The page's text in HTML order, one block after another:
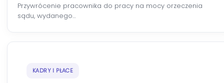
Przywrócenie pracownika do pracy na mocy orzeczenia
sądu, wydanego…
KADRY I PŁACE